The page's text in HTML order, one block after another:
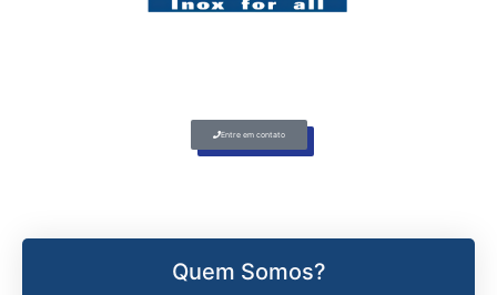
Entre em contato
Quem Somos?